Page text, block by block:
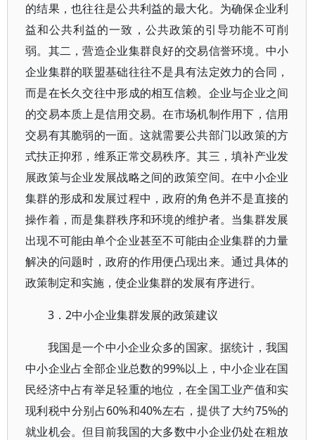
的结果，也往往是公共利益的最大化。为确保企业利
益和公共利益的一致，公共政策的引导功能不可削
弱。其二，营造企业集群良好的交易信誉环境。中小
企业集群的联盟基础往往不是具有法定效力的合同，
而是在长久交往中形成的相互信赖。企业与企业之间
的交易本质上是信用交易。在市场机制作用下，信用
交易有其脆弱的一面。这就需要公共部门以政策的方
式扶正抑邪，维系正常交易秩序。其三，填补产业发
展政策与企业发展战略之间的政策空间。在中小企业
集群的形成和发展过程中，政府的角色并不是直接的
操作着，而是集群秩序和环境的维护者。当集群发展
出现不可能由单个企业甚至不可能由企业集群的力量
解决的问题时，政府的作用便凸现出来。通过具体的
政策制定和实施，使企业集群的发展有序进行。
3．2中小企业集群发展的政策建议
我国是一个中小企业众多的国家。据统计，我国
中小企业占全部企业总数的99%以上，中小企业在国
民经济中占有举足轻重的地位，在全国工业产值和实
现利税中分别占60%和40%左右，提供了大约75%的
就业机会。但目前我国的大多数中小企业仍处在粗放